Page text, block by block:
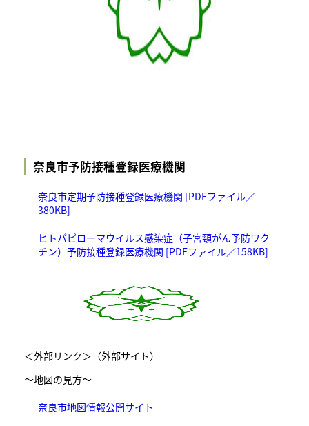
奈良市予防接種登録医療機関
奈良市定期予防接種登録医療機関 [PDFファイル／
380KB]
ヒトパピローマウイルス感染症（子宮頸がん予防ワク
チン）予防接種登録医療機関 [PDFファイル／158KB]
＜外部リンク＞ （外部サイト）
～地図の見方～
奈良市地図情報公開サイト